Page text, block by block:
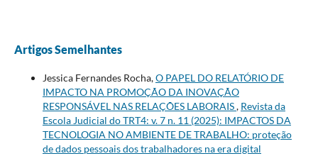
Artigos Semelhantes
Jessica Fernandes Rocha,O PAPEL DO RELATÓRIO DE
IMPACTO NA PROMOÇÃO DA INOVAÇÃO
RESPONSÁVEL NAS RELAÇÕES LABORAIS, Revista da
Escola Judicial do TRT4: v. 7 n. 11 (2025): IMPACTOS DA
TECNOLOGIA NO AMBIENTE DE TRABALHO: proteção
de dados pessoais dos trabalhadores na era digital